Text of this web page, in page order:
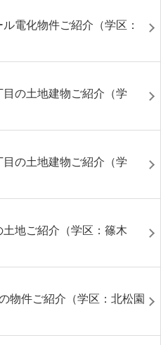
電化物件ご紹介（学区：
目の土地建物ご紹介（学
目の土地建物ご紹介（学
土地ご紹介（学区：篠木
物件ご紹介（学区：北松園